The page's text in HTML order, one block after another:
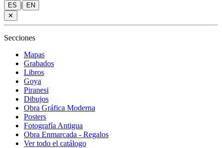
ES |
EN
✕
Secciones
Mapas
Grabados
Libros
Goya
Piranesi
Dibujos
Obra Gráfica Moderna
Posters
Fotografía Antigua
Obra Enmarcada - Regalos
Ver todo el catálogo